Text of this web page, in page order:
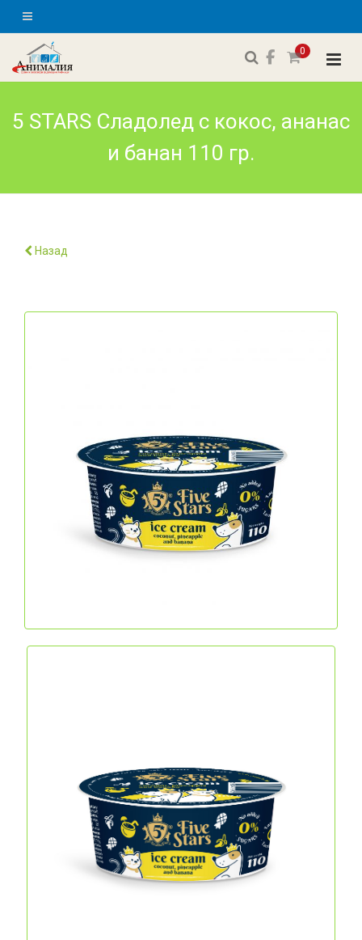
0
5 STARS Сладолед с кокос, ананас
и банан 110 гр.
Назад